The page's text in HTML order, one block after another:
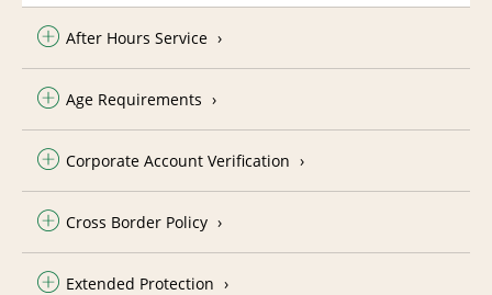
After Hours Service
Age Requirements
Corporate Account Verification
Cross Border Policy
Extended Protection